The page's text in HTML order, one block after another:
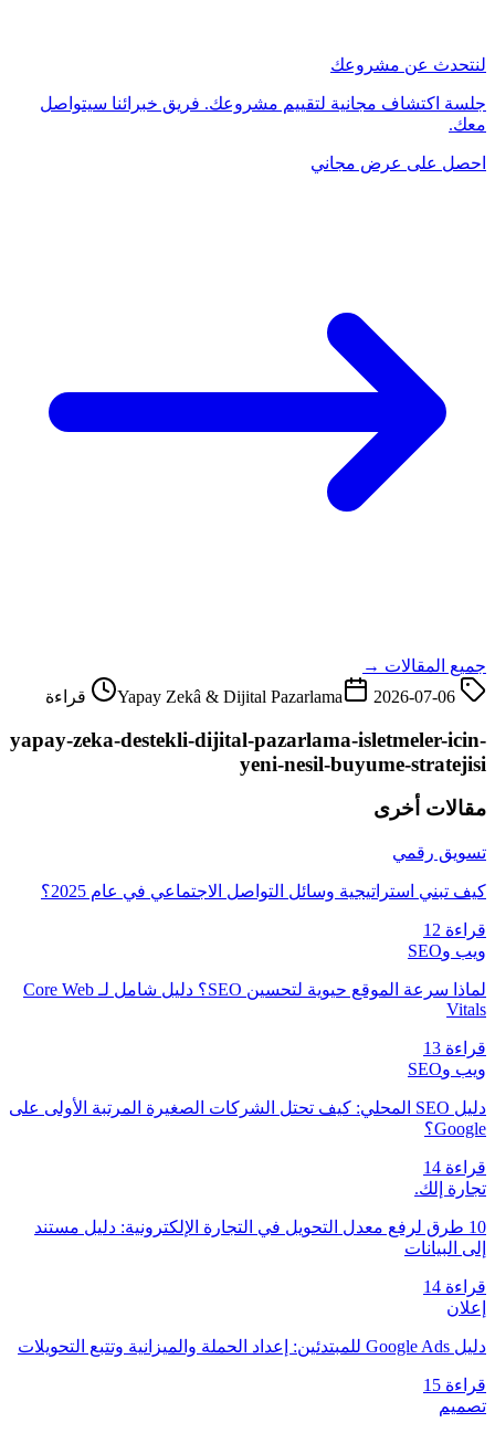
لنتحدث عن مشروعك
جلسة اكتشاف مجانية لتقييم مشروعك. فريق خبرائنا سيتواصل
معك.
احصل على عرض مجاني
جميع المقالات →
Yapay Zekâ & Dijital Pazarlama
2026-07-06 قراءة
yapay-zeka-destekli-dijital-pazarlama-isletmeler-icin-
yeni-nesil-buyume-stratejisi
مقالات أخرى
تسويق رقمي
كيف تبني استراتيجية وسائل التواصل الاجتماعي في عام 2025؟
قراءة 12
ويب وSEO
لماذا سرعة الموقع حيوية لتحسين SEO؟ دليل شامل لـ Core Web
Vitals
قراءة 13
ويب وSEO
دليل SEO المحلي: كيف تحتل الشركات الصغيرة المرتبة الأولى على
Google؟
قراءة 14
تجارة إلك.
10 طرق لرفع معدل التحويل في التجارة الإلكترونية: دليل مستند
إلى البيانات
قراءة 14
إعلان
دليل Google Ads للمبتدئين: إعداد الحملة والميزانية وتتبع التحويلات
قراءة 15
تصميم